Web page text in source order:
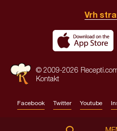
Vrh
© 2009-2026
Kontakt
Facebook Twitter Youtube